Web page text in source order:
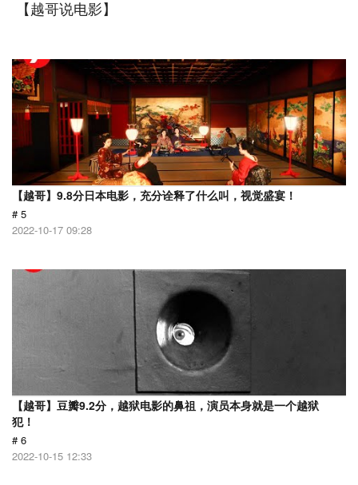
【越哥说电影】
【越哥】9.8分日本电影，充分诠释了什么叫，视觉盛宴！
# 5
2022-10-17 09:28
【越哥】豆瓣9.2分，越狱电影的鼻祖，演员本身就是一个越狱
犯！
# 6
2022-10-15 12:33